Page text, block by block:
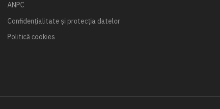
ANPC
Confidențialitate și protecția datelor
Politică cookies